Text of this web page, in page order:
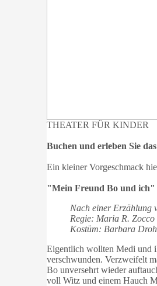
THEATER FÜR KINDER
Buchen und erleben Sie
Ein kleiner Vorgeschmack
"Mein Freund Bo und ich"
Nach einer Erzählung
Regie: Maria R. Zocco
Kostüm: Barbara
Eigentlich wollten Medi und
verschwunden. Verzweifelt
Bo unversehrt wieder
voll Witz und einem Hauch